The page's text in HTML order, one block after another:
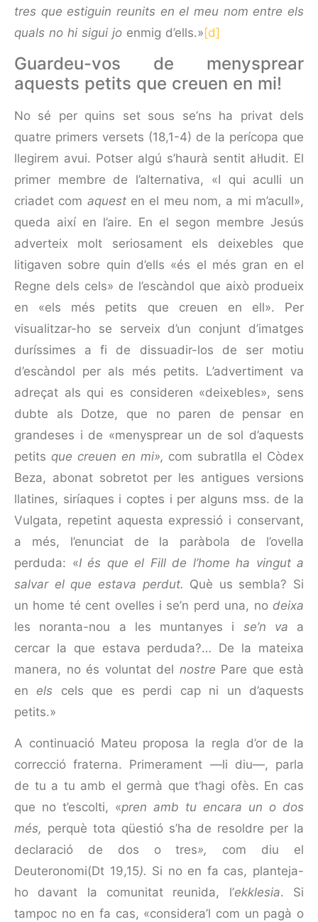
tres que estiguin reunits en el meu nom entre els
quals no hi sigui jo enmig d’ells.» [d]
Guardeu-vos de menysprear
aquests petits que creuen en mi!
No sé per quins set sous se’ns ha privat dels
quatre primers versets (18,1-4) de la perícopa que
llegirem avui. Potser algú s’haurà sentit al·ludit. El
primer membre de l’alternativa, «I qui aculli un
criadet com aquesten el meu nom, a mi m’acull»,
queda així en l’aire. En el segon membre Jesús
adverteix molt seriosament els deixebles que
litigaven sobre quin d’ells «és el més gran en el
Regne dels cels» de l’escàndol que això produeix
en «els més petits que creuen en ell». Per
visualitzar-ho se serveix d’un conjunt d’imat­ges
duríssimes a fi de dissuadir-los de ser motiu
d’escàndol per als més petits. L’advertiment va
adreçat als qui es consideren «deixebles», sens
dubte als Dotze, que no paren de pensar en
grandeses i de «menysprear un de sol d’aquests
petits que creuen en mi», com subratlla el Còdex
Beza, abonat sobretot per les antigues versions
llatines, siríaques i coptes i per alguns mss. de la
Vulgata, repetint aquesta expressió i conservant,
a més, l’enunciat de la paràbola de l’ovella
perduda: «I és que el Fill de l’home ha vingut a
salvar el que estava perdut. Què us sembla? Si
un home té cent ovelles i se’n perd una, no deixa
les noranta-nou a les muntanyes i se’n va a
cercar la que estava perduda?… De la mateixa
manera, no és voluntat del nostre Pare que està
en els cels que es perdi cap ni un d’aquests
petits.»
A continuació Mateu proposa la regla d’or de la
correcció fraterna. Primerament —li diu—, parla
de tu a tu amb el germà que t’hagi ofès. En cas
que no t’escolti, «pren amb tu encara un o dos
més, perquè tota qüestió s’ha de resoldre per la
declaració de dos o tres», com diu el
Deuteronomi(Dt 19,15). Si no en fa cas, planteja-
ho davant la comunitat reunida, l’ekklesia. Si
tampoc no en fa cas, «considera’l com un pagà o